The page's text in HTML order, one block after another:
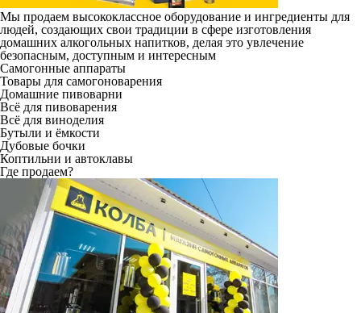
Мы продаем высококлассное оборудование и ингредиенты для
людей, создающих свои традиции в сфере изготовления
домашних алкогольных напитков, делая это увлечение
безопасным, доступным и интересным
Самогонные аппараты
Товары для самогоноварения
Домашние пивоварни
Всё для пивоварения
Всё для виноделия
Бутыли и ёмкости
Дубовые бочки
Коптильни и автоклавы
Где продаем?